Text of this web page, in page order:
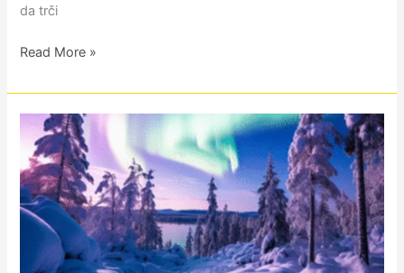
da trči
Read More »
Laponija:
gde
je
zima
duga
bela